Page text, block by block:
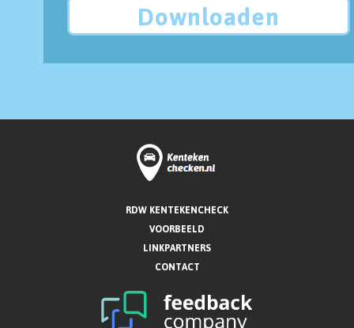
Downloaden
RDW KENTEKENCHECK
VOORBEELD
LINKPARTNERS
CONTACT